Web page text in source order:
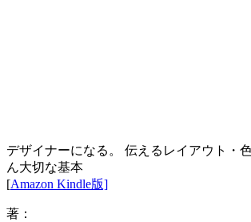
デザイナーになる。 伝えるレイアウト・
ん大切な基本
[Amazon Kindle版]
著：